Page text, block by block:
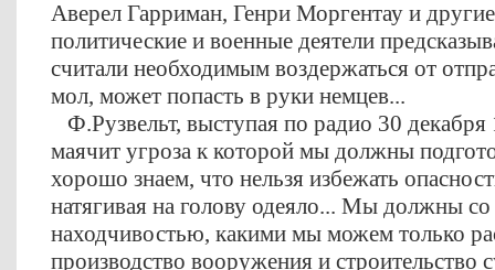
Аверел Гарриман, Генри Моргентау и
политические и военные деятели
считали необходимым воздержаться от
мол, может попасть в руки немцев...
Ф.Рузвельт, выступая по радио 30 декабря
маячит угроза к которой мы должны
хорошо знаем, что нельзя избежать
натягивая на голову одеяло... Мы должны со
находчивостью, какими мы можем только
производство вооружения и